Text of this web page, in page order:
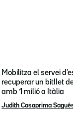
Mobilitza el servei
recuperar un bitllet
amb 1 milió a Itàlia
Judith Casaprima